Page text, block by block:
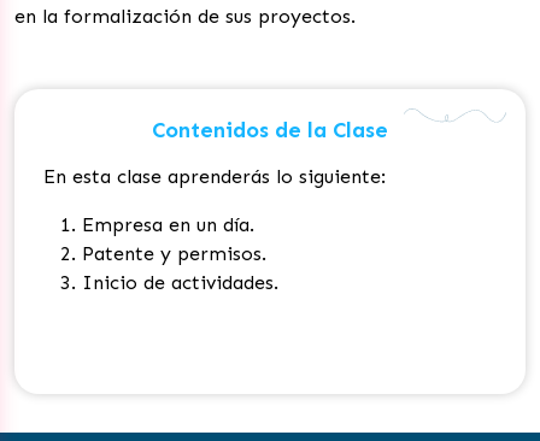
en la formalización de sus proyectos.
Contenidos de la Clase
En esta clase aprenderás lo siguiente:
Empresa en un día.
Patente y permisos.
Inicio de actividades.